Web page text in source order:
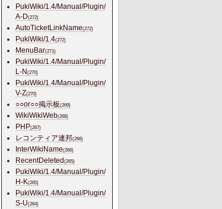
PukiWiki/1.4/Manual/Plugin/
A-D(272)
AutoTicketLinkName(272)
PukiWiki/1.4(272)
MenuBar(271)
PukiWiki/1.4/Manual/Plugin/
L-N(270)
PukiWiki/1.4/Manual/Plugin/
V-Z(270)
○○or○○掲示板(269)
WikiWikiWeb(268)
PHP(267)
レコンティア連邦(266)
InterWikiName(266)
RecentDeleted(265)
PukiWiki/1.4/Manual/Plugin/
H-K(265)
PukiWiki/1.4/Manual/Plugin/
S-U(264)